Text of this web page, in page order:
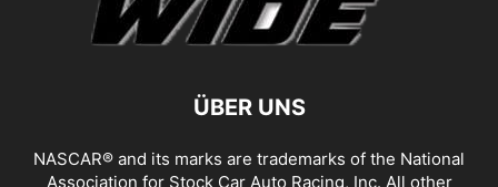
ÜBER UNS
NASCAR® and its marks are trademarks of the National
Association for Stock Car Auto Racing, Inc. All other